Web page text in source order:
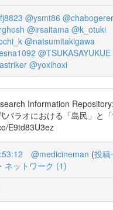
@ysmt86
@irsaitama @k_otuki
@natsumitakigawa
@TSUKASAYUKUE
@yoxihoxi
Information
パラオにおける「島民」と「
E9td83U3ez
@medicineman (投稿
ネットワーク (1)